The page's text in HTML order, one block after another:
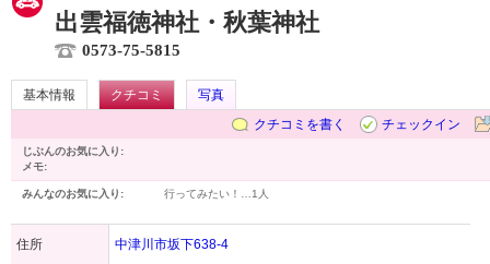
出雲福徳神社・秋葉神社
0573-75-5815
基本情報 クチコミ
写真
クチコミを書く
チェックイン
じぶんのお気に入り:
メモ:
みんなのお気に入り: 行ってみたい！… 1人
住所 中津川市坂下638-4